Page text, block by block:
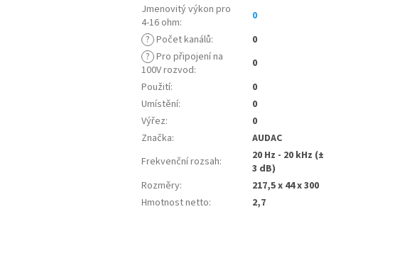
Jmenovitý výkon pro
4-16 ohm:
0
? Počet kanálů:
0
? Pro připojení na
100V rozvod:
0
Použití:
0
Umístění:
0
Výřez:
0
Značka:
AUDAC
Frekvenční rozsah:
20 Hz - 20 kHz (±
3 dB)
Rozměry:
217,5 x 44 x 300
Hmotnost netto: 2,7